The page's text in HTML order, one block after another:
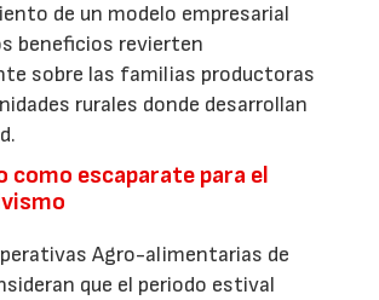
de un modelo empresarial
beneficios revierten
sobre las familias productoras
rurales donde desarrollan
como escaparate para el
Agro-alimentarias de
que el periodo estival